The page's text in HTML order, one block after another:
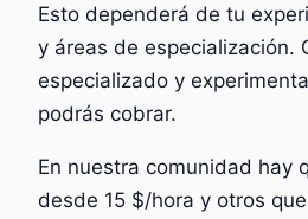
Esto dependerá de tu
y áreas de especialización.
especializado y
podrás cobrar.
En nuestra comunidad hay
desde 15 $/hora y otros